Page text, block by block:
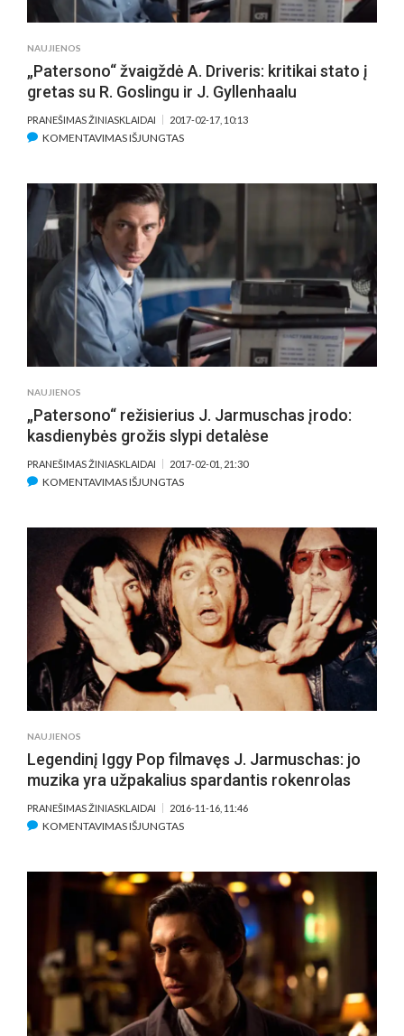
NAUJIENOS
„Patersono“ žvaigždė A. Driveris: kritikai stato į
gretas su R. Goslingu ir J. Gyllenhaalu
PRANEŠIMAS ŽINIASKLAIDAI 2017-02-17, 10:13
KOMENTAVIMAS IŠJUNGTASĮRAŠE
DRIVERIS:
KRITIKAI
STATO
Į
GRETAS
SU
R.
GOSLINGU
IR
NAUJIENOS
„Patersono“ režisierius J. Jarmuschas įrodo:
kasdienybės grožis slypi detalėse
PRANEŠIMAS ŽINIASKLAIDAI 2017-02-01, 21:30
KOMENTAVIMAS IŠJUNGTASĮRAŠE
J.
JARMUSCHAS
ĮRODO:
KASDIENYBĖS
GROŽIS
SLYPI
DETALĖSE
NAUJIENOS
Legendinį Iggy Pop filmavęs J. Jarmuschas: jo
muzika yra užpakalius spardantis rokenrolas
PRANEŠIMAS ŽINIASKLAIDAI 2016-11-16, 11:46
KOMENTAVIMAS IŠJUNGTASĮRAŠE
POP
FILMAVĘS
J.
JARMUSCHAS:
JO
MUZIKA
YRA
UŽPAKALIUS